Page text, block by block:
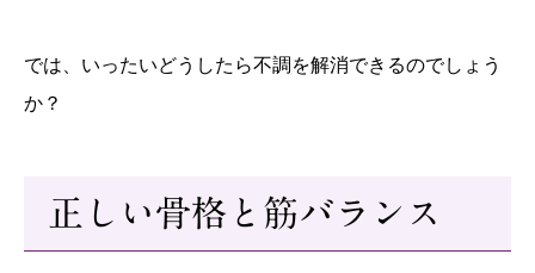
では、いったいどうしたら不調を解消できるのでしょう
か？
正しい骨格と筋バランス